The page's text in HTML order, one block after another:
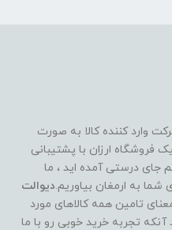
وارد کننده کالا به صورت
فروشگاه ارزان با پشتیبانی
جای درستی آمده اید ، ما
شما به ارمغان بیاوریم.دیوالت
تامین همه کالاهای مورد
تجربه خرید خوبی رو با ما